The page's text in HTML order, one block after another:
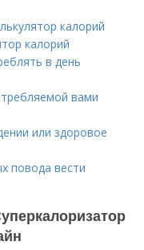
калорий
калорий
в день
вами
или здоровое
повода вести